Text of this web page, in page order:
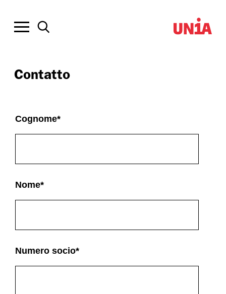
Contatto
Cognome*
Nome*
Numero socio*